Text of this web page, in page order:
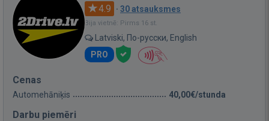
4.9 · 30 atsauksmes
Bija vietnē: Pirms 16 st.
Latviski, По-русски, English
PRO
Cenas
Automehāniķis 40,00€/stunda
Darbu piemēri